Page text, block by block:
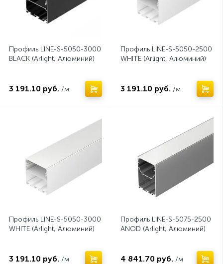
Профиль LINE-S-5050-3000
BLACK (Arlight, Алюминий)
3 191.10 руб. /м
Профиль LINE-S-5050-2500
WHITE (Arlight, Алюминий)
3 191.10 руб. /м
Профиль LINE-S-5050-3000
WHITE (Arlight, Алюминий)
3 191.10 руб. /м
Профиль LINE-S-5075-2500
ANOD (Arlight, Алюминий)
4 841.70 руб. /м